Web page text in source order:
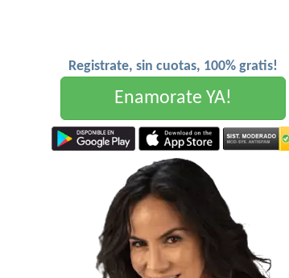
Registrate, sin cuotas, 100% gratis!
Enamorate YA!